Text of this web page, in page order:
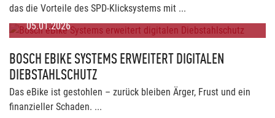
das die Vorteile des SPD-Klicksystems mit ...
05.01.2026
BOSCH EBIKE SYSTEMS ERWEITERT DIGITALEN
DIEBSTAHLSCHUTZ
Das eBike ist gestohlen – zurück bleiben Ärger, Frust und ein
finanzieller Schaden. ...